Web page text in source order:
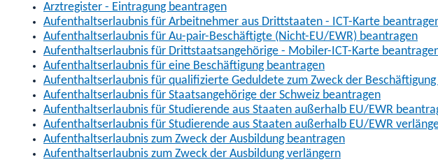
Arztregister - Eintragung beantragen
Aufenthaltserlaubnis für Arbeitnehmer aus Drittstaaten - ICT-Karte
Aufenthaltserlaubnis für Au-pair-Beschäftigte (Nicht-EU/EWR) beantragen
Aufenthaltserlaubnis für Drittstaatsangehörige - Mobiler-ICT-Karte
Aufenthaltserlaubnis für eine Beschäftigung beantragen
Aufenthaltserlaubnis für qualifizierte Geduldete zum Zweck der
Aufenthaltserlaubnis für Staatsangehörige der Schweiz beantragen
Aufenthaltserlaubnis für Studierende aus Staaten außerhalb EU/EWR
Aufenthaltserlaubnis für Studierende aus Staaten außerhalb EU/EWR
Aufenthaltserlaubnis zum Zweck der Ausbildung beantragen
Aufenthaltserlaubnis zum Zweck der Ausbildung verlängern